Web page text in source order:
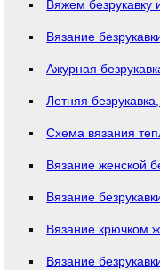
Вяжем безрукавку
Вязание
Ажурная
Летняя
Схема вязания
Вязание женской
Вязание
Вязание крючком
Вязание